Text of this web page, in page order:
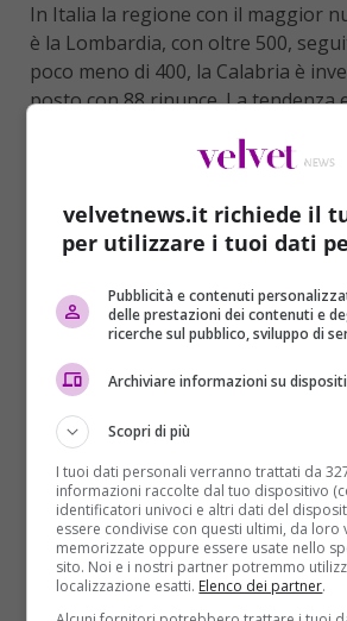
In Italia la regione con il maggior
è la Lombardia, con oltre 500,
poco meno di 400, la Calabria è
posto con 88 rinunce. La tendenza
persone attaccate alla religione.
Le motivazioni di questo senso di
della chiesa sono da imputarsi a
cronaca, durante i quali vi sono
picchi di persone che si
velvetnews.it richiede il
per utilizzare i tuoi dati
Pubblicità e contenuti
delle prestazioni dei contenuti e
ricerche sul pubblico, sviluppo di
Archiviare informazioni su
Scopri di più
I tuoi dati personali verranno trattati da
informazioni raccolte dal tuo dispositivo
identificatori univoci e altri dati del
essere condivise con questi ultimi, da loro
memorizzate oppure essere usate nello
sito. Noi e i nostri partner potremmo
localizzazione esatti. Elenco dei partner.